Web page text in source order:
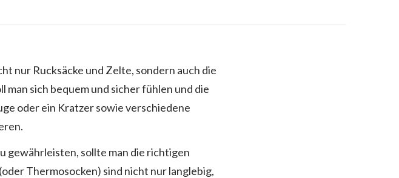
nur Rucksäcke und Zelte, sondern auch die
man sich bequem und sicher fühlen und die
oder ein Kratzer sowie verschiedene
gewährleisten, sollte man die richtigen
Thermosocken) sind nicht nur langlebig,